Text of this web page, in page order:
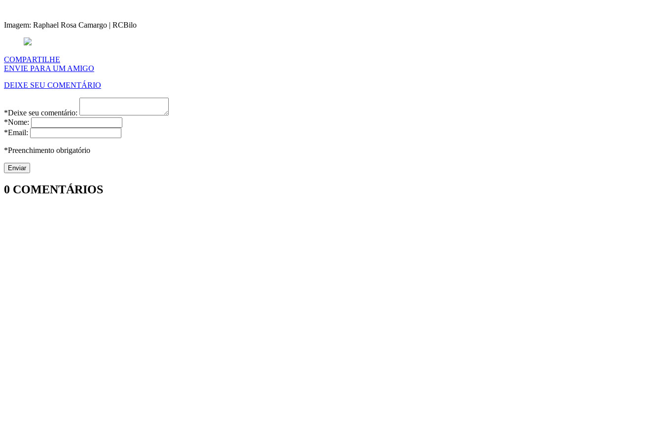
Imagem: Raphael Rosa Camargo | RCBilo
COMPARTILHE
ENVIE PARA UM AMIGO
DEIXE SEU COMENTÁRIO
*Deixe seu comentário:
*Nome:
*Email:
*Preenchimento obrigatório
0 COMENTÁRIOS